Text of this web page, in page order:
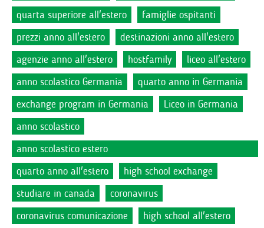
quarta superiore all'estero
famiglie ospitanti
prezzi anno all'estero
destinazioni anno all'estero
agenzie anno all'estero
hostfamily
liceo all'estero
anno scolastico Germania
quarto anno in Germania
exchange program in Germania
Liceo in Germania
anno scolastico
anno scolastico estero
quarto anno all'estero
high school exchange
studiare in canada
coronavirus
coronavirus comunicazione
high school all'estero